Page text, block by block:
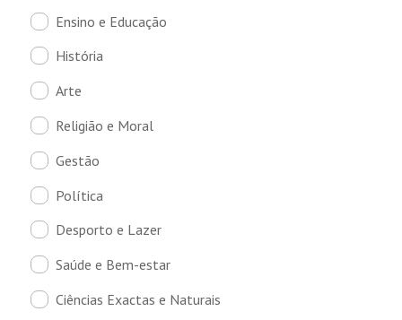
Ensino e Educação
História
Arte
Religião e Moral
Gestão
Política
Desporto e Lazer
Saúde e Bem-estar
Ciências Exactas e Naturais